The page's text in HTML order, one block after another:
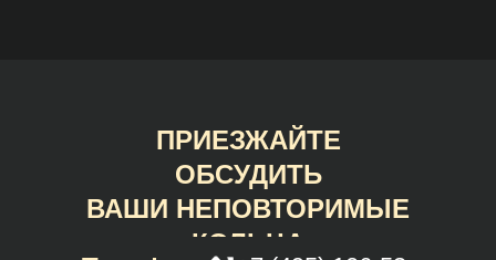
ПРИЕЗЖАЙТЕ
ОБСУДИТЬ
ВАШИ НЕПОВТОРИМЫЕ
КОЛЬЦА